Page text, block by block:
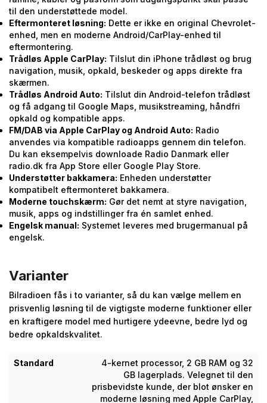
til den understøttede model.
Eftermonteret løsning: Dette er ikke en original Chevrolet-
enhed, men en moderne Android/CarPlay-enhed til
eftermontering.
Trådløs Apple CarPlay: Tilslut din iPhone trådløst og brug
navigation, musik, opkald, beskeder og apps direkte fra
skærmen.
Trådløs Android Auto: Tilslut din Android-telefon trådløst
og få adgang til Google Maps, musikstreaming, håndfri
opkald og kompatible apps.
FM/DAB via Apple CarPlay og Android Auto: Radio
anvendes via kompatible radioapps gennem din telefon.
Du kan eksempelvis downloade Radio Danmark eller
radio.dk fra App Store eller Google Play Store.
Understøtter bakkamera: Enheden understøtter
kompatibelt eftermonteret bakkamera.
Moderne touchskærm: Gør det nemt at styre navigation,
musik, apps og indstillinger fra én samlet enhed.
Engelsk manual: Systemet leveres med brugermanual på
engelsk.
Varianter
Bilradioen fås i to varianter, så du kan vælge mellem en
prisvenlig løsning til de vigtigste moderne funktioner eller
en kraftigere model med hurtigere ydeevne, bedre lyd og
bedre opkaldskvalitet.
Standard
4-kernet processor, 2 GB RAM og 32
GB lagerplads. Velegnet til den
prisbevidste kunde, der blot ønsker en
moderne løsning med Apple CarPlay,